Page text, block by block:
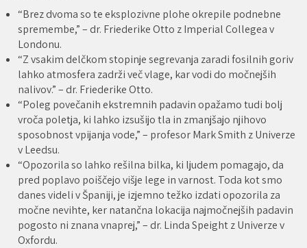
“Brez dvoma so te eksplozivne plohe okrepile podnebne
spremembe,” – dr. Friederike Otto z Imperial Collegea v
Londonu.
“Z vsakim delčkom stopinje segrevanja zaradi fosilnih goriv
lahko atmosfera zadrži več vlage, kar vodi do močnejših
nalivov.” – dr. Friederike Otto.
“Poleg povečanih ekstremnih padavin opažamo tudi bolj
vroča poletja, ki lahko izsušijo tla in zmanjšajo njihovo
sposobnost vpijanja vode,” – profesor Mark Smith z Univerze
v Leedsu.
“Opozorila so lahko rešilna bilka, ki ljudem pomagajo, da
pred poplavo poiščejo višje lege in varnost. Toda kot smo
danes videli v Španiji, je izjemno težko izdati opozorila za
močne nevihte, ker natančna lokacija najmočnejših padavin
pogosto ni znana vnaprej,” – dr. Linda Speight z Univerze v
Oxfordu.